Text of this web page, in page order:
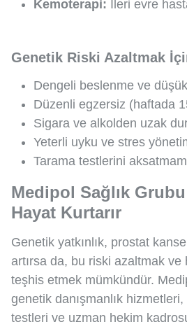
Kemoterapi: İleri evre
Genetik Riski Azaltmak
Dengeli beslenme ve düşük
Düzenli egzersiz (haftada
Sigara ve alkolden uzak
Yeterli uyku ve stres
Tarama testlerini
Medipol Sağlık
Hayat Kurtarır
Genetik yatkınlık, prostat
artırsa da, bu riski azaltmak ve
teşhis etmek mümkündür.
genetik danışmanlık
testleri ve uzman hekim